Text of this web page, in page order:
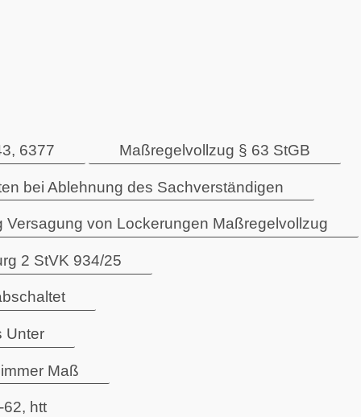
6377 Maßregelvollzug § 63 StGB
bei Ablehnung des Sachverständigen
Versagung von Lockerungen Maßregelvollzug
2 StVK 934/25
Unter
Maß
htt